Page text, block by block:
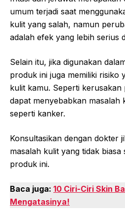
umum terjadi saat
kulit yang salah, namun
adalah efek yang lebih serius
Selain itu, jika digunakan
produk ini juga memiliki risiko
kulit kamu. Seperti kerusakan
dapat menyebabkan masalah
seperti kanker.
Konsultasikan dengan dokter
masalah kulit yang tidak
produk ini.
Baca juga: 10 Ciri-Ciri Skin
Mengatasinya!